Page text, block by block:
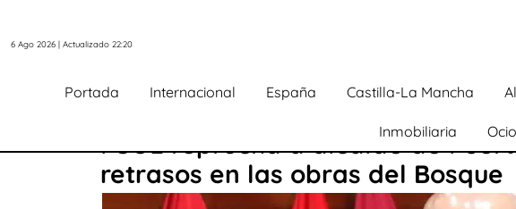
6 Ago 2026 | Actualizado 22:20
Portada Internacional España Castilla-La Mancha
Inmobiliaria
PSOE reprocha a alcalde de
retrasos en las obras del Bosque